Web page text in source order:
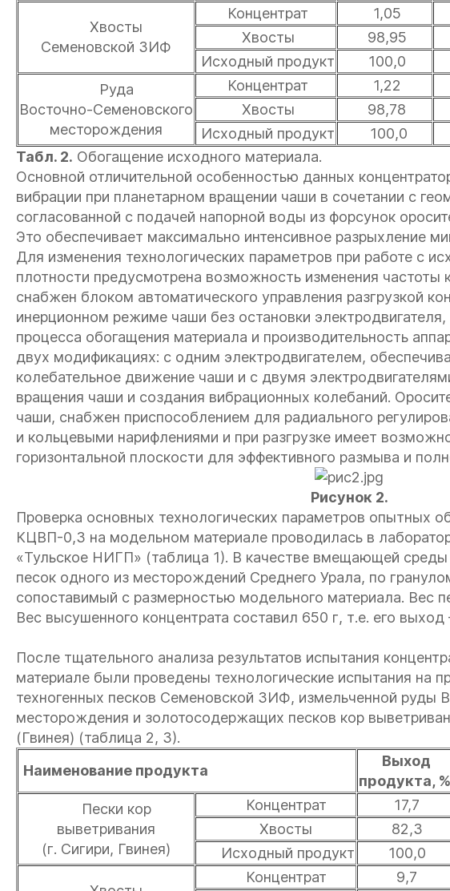
Хвосты
Семеновской ЗИФ
Концентрат 1,05
Хвосты
98,95
Исходный продукт
100,0
Руда
Восточно-Семеновского
месторождения
Концентрат 1,22
Хвосты
98,78
Исходный продукт
100,0
Табл. 2. Обогащение исходного материала.
Основной отличительной особенностью данных
вибрации при планетарном вращении чаши в сочетании с
согласованной с подачей напорной воды из форсунок
Это обеспечивает максимально интенсивное разрыхление
Для изменения технологических параметров при работе с
плотности предусмотрена возможность изменения частоты
снабжен блоком автоматического управления разгрузкой
инерционном режиме чаши без остановки
процесса обогащения материала и производительность
двух модификациях: с одним электродвигателем,
колебательное движение чаши и с двумя
вращения чаши и создания вибрационных колебаний.
чаши, снабжен приспособлением для радиального
и кольцевыми нарифлениями и при разгрузке имеет
горизонтальной плоскости для эффективного размыва и
Рисунок 2.
Проверка основных технологических параметров опытных
КЦВП-0,3 на модельном материале проводилась в
«Тульское НИГП» (таблица 1). В качестве вмещающей
песок одного из месторождений Среднего Урала, по
сопоставимый с размерностью модельного материала. Вес
Вес высушенного концентрата составил 650 г, т.е. его
После тщательного анализа результатов испытания
материале были проведены технологические испытания на
техногенных песков Семеновской ЗИФ, измельченной руды
месторождения и золотосодержащих песков кор
(Гвинея) (таблица 2, 3).
Наименование продукта
Выход
продукта, %
Пески кор
выветривания
(г. Сигири, Гвинея)
Концентрат 17,7
Хвосты
82,3
Исходный продукт
100,0
Концентрат 9,7